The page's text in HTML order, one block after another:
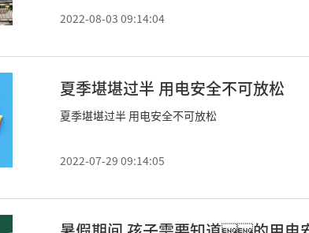
2022-08-03 09:14:04
夏季堪堪过半 用电安全不可放松
夏季堪堪过半 用电安全不可放松
2022-07-29 09:14:05